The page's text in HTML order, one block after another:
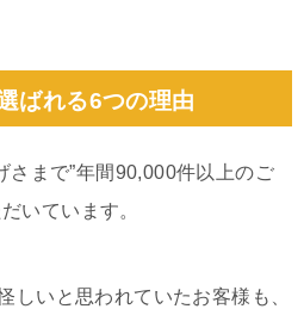
ばれる6つの理由
さまで”年間90,000件以上のご
いています。
しいと思われていたお客様も、